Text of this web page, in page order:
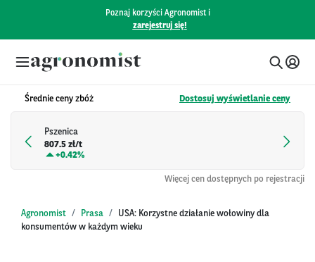
Poznaj korzyści Agronomist i
zarejestruj się!
Średnie ceny zbóż Dostosuj wyświetlanie ceny
Pszenica
807.5 zł/t
+0.42%
Więcej cen dostępnych po rejestracji
Agronomist Prasa
USA: Korzystne działanie wołowiny dla
konsumentów w każdym wieku